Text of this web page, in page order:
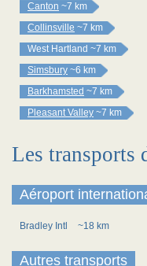
Canton ~7 km
Collinsville ~7 km
West Hartland ~7 km
Simsbury ~6 km
Barkhamsted ~7 km
Pleasant Valley ~7 km
Les transports
Aéroport
Bradley Intl ~18 km
Autres transports